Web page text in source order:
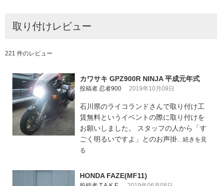
取り付けレビュー
221 件のレビュー
カワサキ GPZ900R NINJA 平成元年式
投稿者 忍者900 2019年10月09日
石川県のライコランドさんで取り付け工
賃無料というイベントの際に取り付けを
お願いしました。 スタッフの人から「す
ごく明るいですよ」とのお声掛.. 続きを見
る
HONDA FAZE(MF11)